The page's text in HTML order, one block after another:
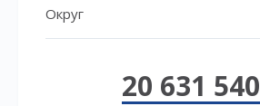
Округ
20 631 540